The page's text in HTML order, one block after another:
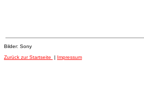
Bilder: Sony
Zurück zur Startseite
| Impressum